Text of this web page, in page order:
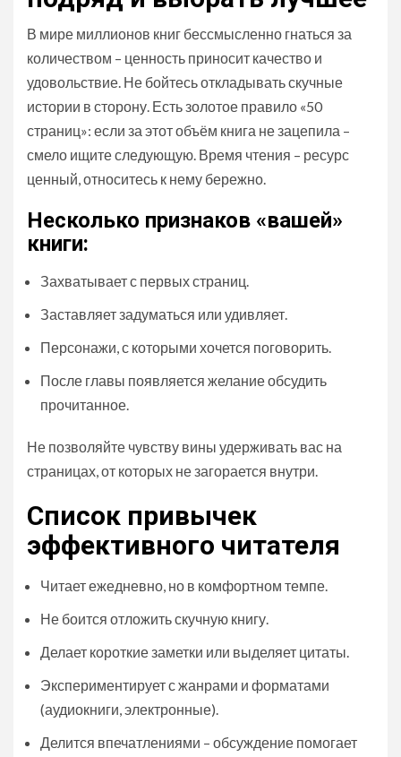
В мире миллионов книг бессмысленно гнаться за
количеством – ценность приносит качество и
удовольствие. Не бойтесь откладывать скучные
истории в сторону. Есть золотое правило «50
страниц»: если за этот объём книга не зацепила –
смело ищите следующую. Время чтения – ресурс
ценный, относитесь к нему бережно.
Несколько признаков «вашей»
книги:
Захватывает с первых страниц.
Заставляет задуматься или удивляет.
Персонажи, с которыми хочется поговорить.
После главы появляется желание обсудить
прочитанное.
Не позволяйте чувству вины удерживать вас на
страницах, от которых не загорается внутри.
Список привычек
эффективного читателя
Читает ежедневно, но в комфортном темпе.
Не боится отложить скучную книгу.
Делает короткие заметки или выделяет цитаты.
Экспериментирует с жанрами и форматами
(аудиокниги, электронные).
Делится впечатлениями – обсуждение помогает